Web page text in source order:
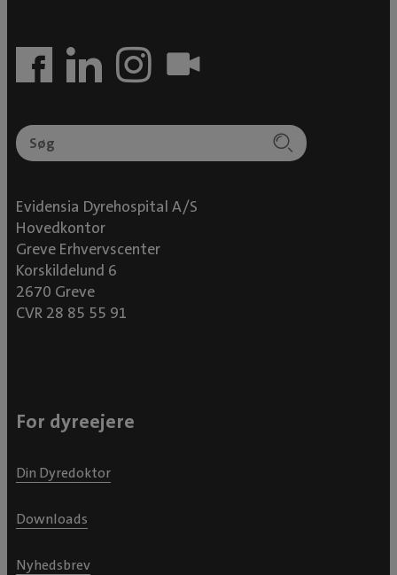
Evidensia Dyrehospital A/S
Hovedkontor
Greve Erhvervscenter
Korskildelund 6
2670 Greve
CVR 28 85 55 91
For dyreejere
Din Dyredoktor
Downloads
Nyhedsbrev